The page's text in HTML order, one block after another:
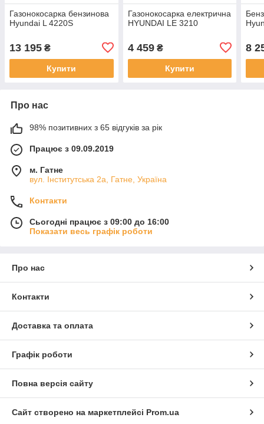
Газонокосарка бензинова
Hyundai L 4220S
13 195 ₴
Купити
Газонокосарка електрична
HYUNDAI LE 3210
4 459₴
Купити
8
Про нас
98% позитивних з 65 відгуків за рік
Працює з 09.09.2019
м. Гатне
вул. Інститутська 2а, Гатне, Україна
Контакти
Сьогодні працює з 09:00 до 16:00
Показати весь графік роботи
Про нас
Контакти
Доставка та оплата
Графік роботи
Повна версія сайту
Сайт створено на маркетплейсі Prom.ua